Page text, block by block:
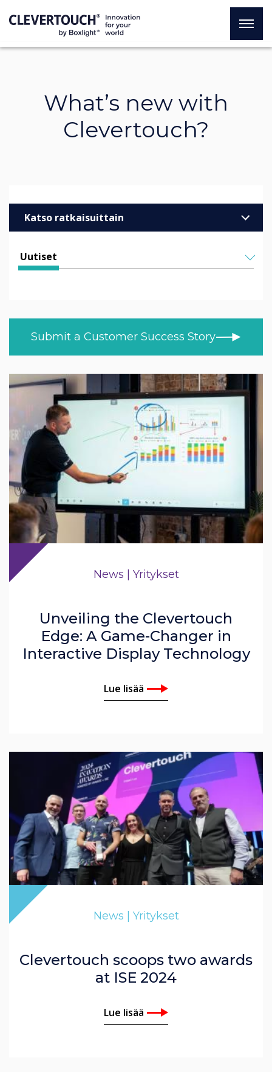
What’s new with
Clevertouch?
Katso ratkaisuittain
Yritykset
Terveydenhuolto
Trade
MOD/Government
Uutiset
ASIAKASTARINAT
BLOGI
OPI KOTONA
PRODUCT NEWS
Submit a Customer Success Story
News | Yritykset
Unveiling the Clevertouch
Edge: A Game-Changer in
Interactive Display Technology
Lue lisää
News | Yritykset
Clevertouch scoops two awards
at ISE 2024
Lue lisää